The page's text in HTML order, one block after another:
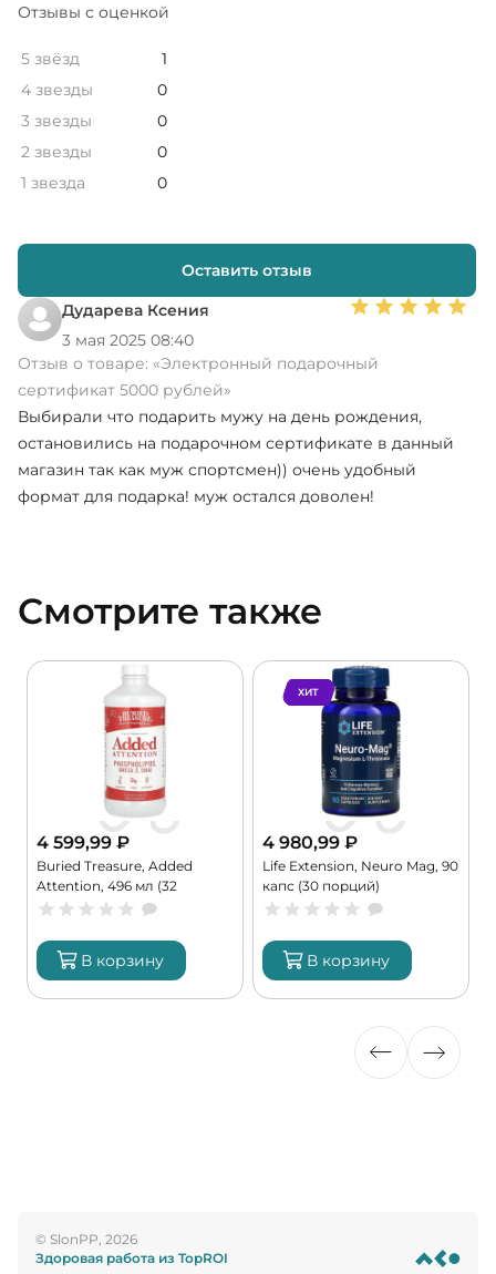
Дударева Ксения
3 мая 2025 08:40
Отзыв о товаре: «Электронный подарочный
сертификат 5000 рублей»
Выбирали что подарить мужу на день рождения,
остановились на подарочном сертификате в данный
магазин так как муж спортсмен)) очень удобный
формат для подарка! муж остался доволен!
Отзывы с оценкой
5 звёзд
1
4 звезды
0
3 звезды
0
2 звезды
0
1 звезда
0
Оставить отзыв
Смотрите также
4 599,99 ₽
Buried Treasure, Added
Attention, 496 мл (32
порции)
В корзину
ХИТ
4 980,99 ₽
Life Extension, Neuro Mag, 90
капс (30 порций)
В корзину
© SlonPP, 2026
Здоровая работа из TopROI